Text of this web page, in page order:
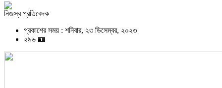
নিজস্ব প্রতিবেদক
প্রকাশের সময় : শনিবার, ২৩ ডিসেম্বর, ২০২৩
২৯৬ 🪪